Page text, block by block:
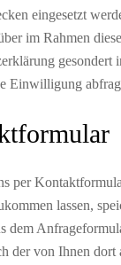
eingesetzt
im Rahmen
gesondert
Einwilligung
per
lassen,
dem
der von Ihnen dort